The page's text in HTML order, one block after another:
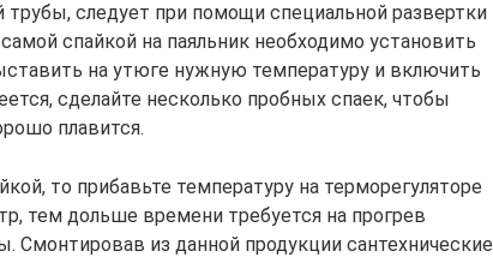
следует при помощи специальной развертки
спайкой на паяльник необходимо установить
на утюге нужную температуру и включить
сделайте несколько пробных спаек, чтобы
плавится.
то прибавьте температуру на терморегуляторе
тем дольше времени требуется на прогрев
Смонтировав из данной продукции сантехнические